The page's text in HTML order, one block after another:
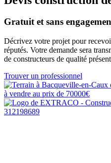
Gratuit et sans
Décrivez votre projet pour
réputés. Votre demande sera
de constructeurs de qualité
Trouver un professionnel